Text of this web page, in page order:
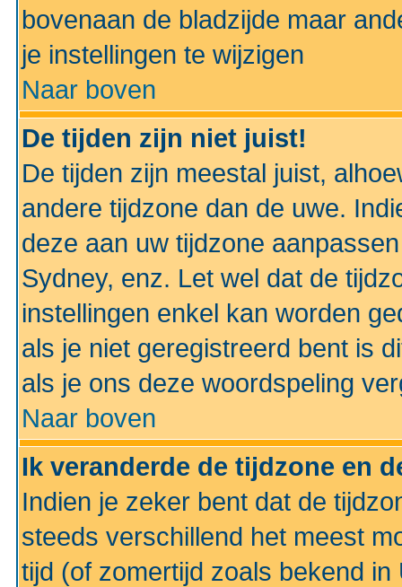
bovenaan de bladzijde maar
je instellingen te wijzigen
Naar boven
De tijden zijn niet juist!
De tijden zijn meestal juist,
andere tijdzone dan de uwe.
deze aan uw tijdzone
Sydney, enz. Let wel dat de
instellingen enkel kan worden
als je niet geregistreerd bent is
als je ons deze woordspeling
Naar boven
Ik veranderde de tijdzone en
Indien je zeker bent dat de
steeds verschillend het meest
tijd (of zomertijd zoals bekend